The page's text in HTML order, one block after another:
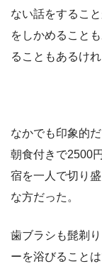
ない話をするこ
をしかめること
ることもあるけ
なかでも印象的
朝食付きで2500
宿を一人で切り
な方だった。
歯ブラシも髭剃
ーを浴びること